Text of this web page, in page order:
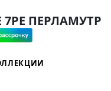
7PE ПЕРЛАМУТР